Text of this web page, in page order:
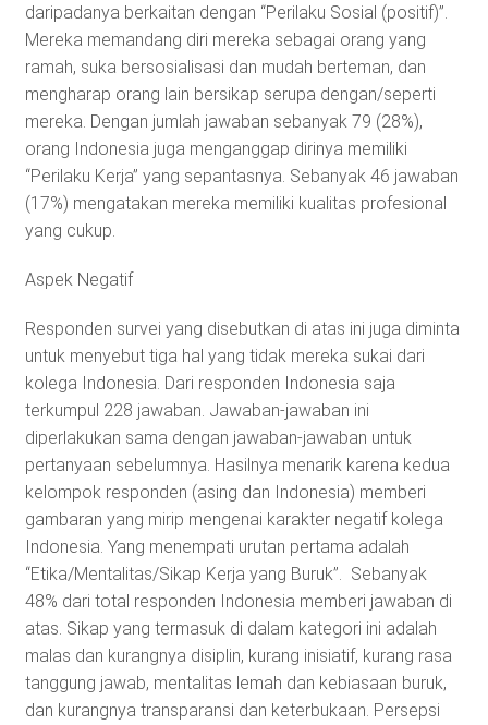
daripadanya berkaitan dengan “Perilaku Sosial (positif)”.
Mereka memandang diri mereka sebagai orang yang
ramah, suka bersosialisasi dan mudah berteman, dan
mengharap orang lain bersikap serupa dengan/seperti
mereka. Dengan jumlah jawaban sebanyak 79 (28%),
orang Indonesia juga menganggap dirinya memiliki
“Perilaku Kerja” yang sepantasnya. Sebanyak 46 jawaban
(17%) mengatakan mereka memiliki kualitas profesional
yang cukup.
Aspek Negatif
Responden survei yang disebutkan di atas ini juga diminta
untuk menyebut tiga hal yang tidak mereka sukai dari
kolega Indonesia. Dari responden Indonesia saja
terkumpul 228 jawaban. Jawaban-jawaban ini
diperlakukan sama dengan jawaban-jawaban untuk
pertanyaan sebelumnya. Hasilnya menarik karena kedua
kelompok responden (asing dan Indonesia) memberi
gambaran yang mirip mengenai karakter negatif kolega
Indonesia. Yang menempati urutan pertama adalah
“Etika/Mentalitas/Sikap Kerja yang Buruk”. Sebanyak
48% dari total responden Indonesia memberi jawaban di
atas. Sikap yang termasuk di dalam kategori ini adalah
malas dan kurangnya disiplin, kurang inisiatif, kurang rasa
tanggung jawab, mentalitas lemah dan kebiasaan buruk,
dan kurangnya transparansi dan keterbukaan. Persepsi